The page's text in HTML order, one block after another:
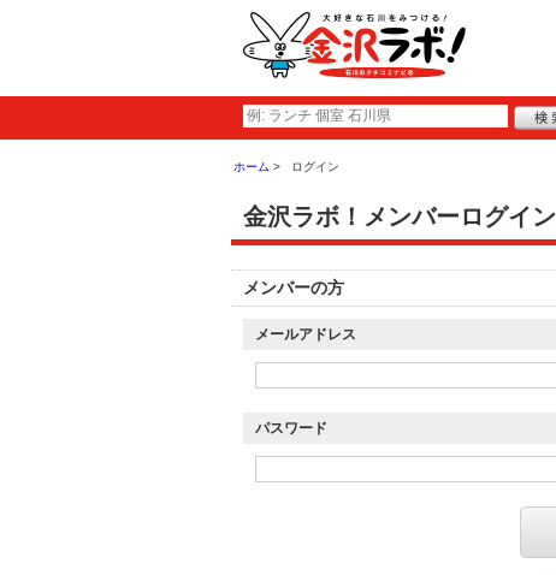
ホーム ログイン
金沢ラボ！メンバーログイン
メンバーの方
メールアドレス
パスワード